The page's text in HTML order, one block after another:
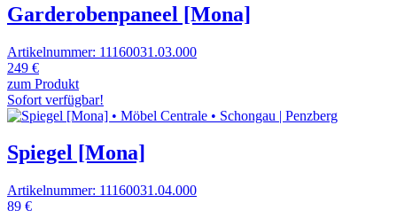
Garderobenpaneel [Mona]
Artikelnummer: 11160031.03.000
249 €
zum Produkt
Sofort verfügbar!
Spiegel [Mona]
Artikelnummer: 11160031.04.000
89 €